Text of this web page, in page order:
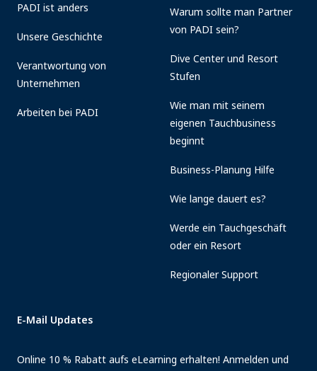
PADI ist anders
Unsere Geschichte
Verantwortung von
Unternehmen
Arbeiten bei PADI
Warum sollte man Partner
von PADI sein?
Dive Center und Resort
Stufen
Wie man mit seinem
eigenen Tauchbusiness
beginnt
Business-Planung Hilfe
Wie lange dauert es?
Werde ein Tauchgeschäft
oder ein Resort
Regionaler Support
E-Mail Updates
Online 10 % Rabatt aufs eLearning erhalten! Anmelden und